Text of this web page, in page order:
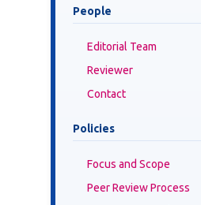
People
Editorial Team
Reviewer
Contact
Policies
Focus and Scope
Peer Review Process